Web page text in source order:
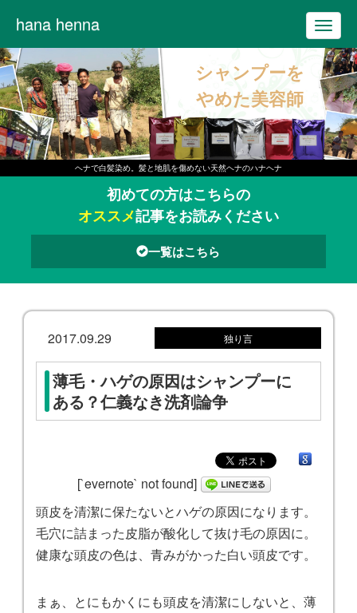
シャンプーを
やめた美容師
T
o
g
g
l
e
n
a
a
t
i
hana henna
ヘナで白髪染め。髪と地肌を傷めない天然ヘナのハナヘナ
初めての方はこちらの
オススメ記事をお読みください
一覧はこちら
2017.09.29 独り言
薄毛・ハゲの原因はシャンプーに
ある？仁義なき洗剤論争
[`evernote` not found]
頭皮を清潔に保たないとハゲの原因になります。
毛穴に詰まった皮脂が酸化して抜け毛の原因に。
健康な頭皮の色は、青みがかった白い頭皮です。
まぁ、とにもかくにも頭皮を清潔にしないと、薄